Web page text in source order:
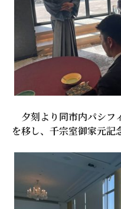
夕刻より同市内パシフ
を移し、千宗室御家元記